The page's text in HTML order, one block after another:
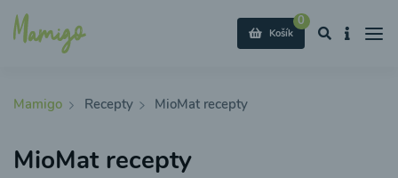
0
Košík
Mamigo Recepty MioMat recepty
MioMat recepty